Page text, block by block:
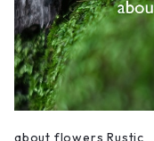
about flowers Rustic